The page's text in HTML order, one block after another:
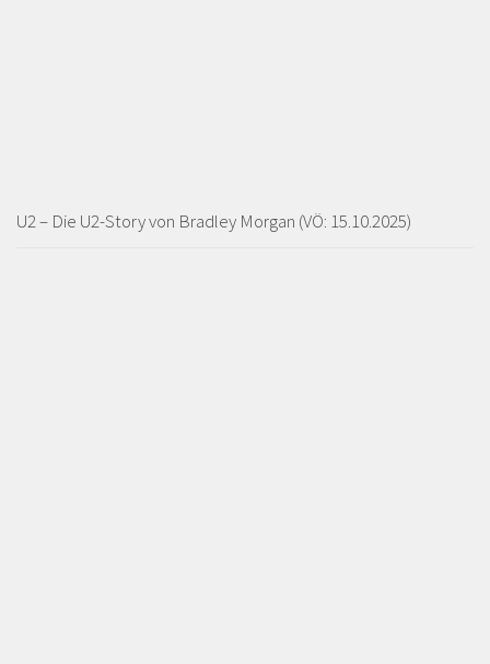
U2 – Die U2-Story von Bradley Morgan (VÖ: 15.10.2025)